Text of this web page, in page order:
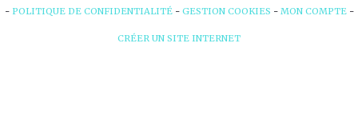
POLITIQUE DE CONFIDENTIALITÉ GESTION COOKIES MON COMPTE
CRÉER UN SITE INTERNET